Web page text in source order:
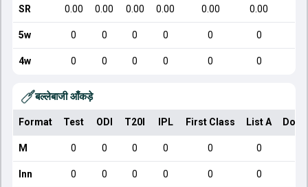
SR 0.00 0.00 0.00 0.00 0.00 0.00
5w 0 0 0 0 0 0
4w 0 0 0 0 0 0
बल्लेबाजी आँकड़े
Format Test ODI T20I IPL First Class List A
M 0 0 0 0 0 0
Inn 0 0 0 0 0 0